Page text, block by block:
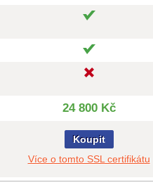
24 800 Kč
Koupit
Více o tomto SSL certifikátu